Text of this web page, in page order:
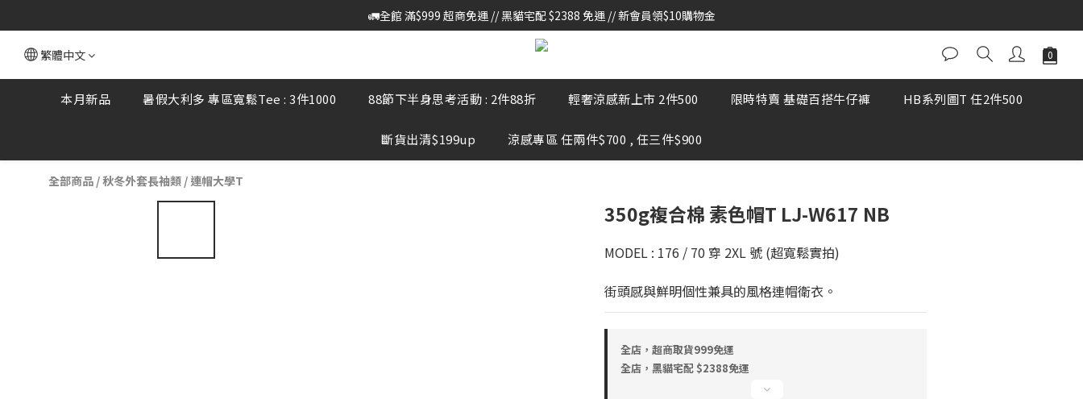
🚛全館 滿$999 超商免運 // 黑貓宅配 $2388 免運 // 新會員領$10購物金
🚛全館 滿$999 超商免運 // 黑貓宅配 $2388 免運 // 新會員領$10購物金
🔔本站僅使用官方LINE進行客戶服務 , 如有任何問題 請至官網首頁 > 右下方紅色對話框 > 加LINE與我們聯繫
🚛全館 滿$999 超商免運 // 黑貓宅配 $2388 免運 // 新會員領$10購物金
繁體中文
本月新品 暑假大利多 專區寬鬆Tee : 3件1000 88節下半身思考活動 : 2件88折 輕奢涼感新上市 2件500 限時特賣 基礎百搭牛仔褲 HB系列圖T 任2件500
斷貨出清$199up 涼感專區 任兩件$700 , 任三件$900
全部商品 /秋冬外套長袖類 / 連帽大學T
350g複合棉 素色帽T LJ-W617 NB
MODEL : 176 / 70 穿 2XL 號 (超寬鬆實拍)
街頭感與鮮明個性兼具的風格連帽衛衣。
全店，超商取貨999免運
全店，黑貓宅配 $2388免運